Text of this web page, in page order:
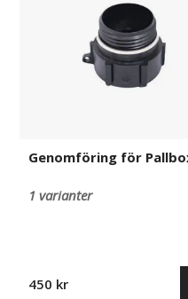
Genomföring för
1 varianter
450 kr